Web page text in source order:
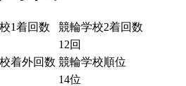
1着回数
競輪学校2着回数
12回
着外回数 競輪学校順位
14位